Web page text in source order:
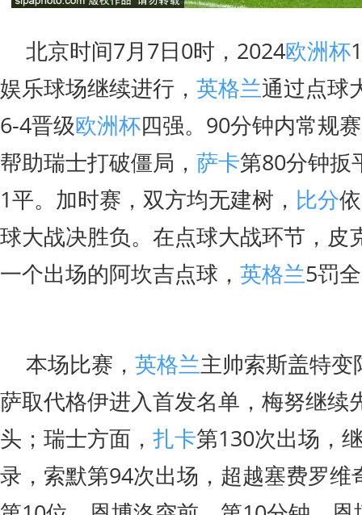
北京时间7月7日0时，2024欧洲杯
娱乐球场继续进行， 英格兰通过点球
6-4晋级欧洲杯四强。90分钟内常规
帮助瑞士打破僵局， 萨卡第80分钟扳
1平。加时赛，双方均无建树， 比分
球大战决胜负。在点球大战环节，皮
一个出场的阿坎吉点球， 英格兰5罚
本场比赛， 英格兰主帅索斯盖特
萨取代格伊进入首发名单，梅努继续
头；瑞士方面， 扎卡第130次出场，
录，索默第94次出场，超越塞费罗维